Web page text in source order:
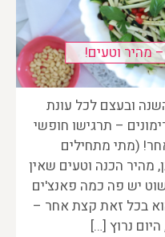
– מהיר וטעים!
ובעצם לכל עונת
– תרגישו חופשי
(מתי מתחילים
מהיר הכנה וטעים שאין
יש פה כמה פאנצ'ים
בכל זאת קצת אחר –
נרוץ […]